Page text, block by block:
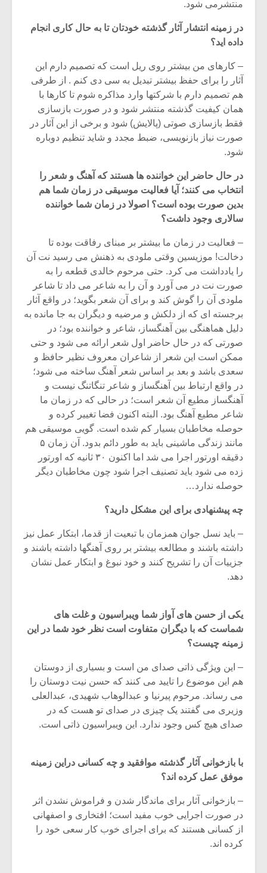
منتشرمی شود.
در زمینه انتشار آثار گذشته خودتان تا به حال کاری انجام
داده اید؟
– کارهای من بیشتر روی ریل است که تصمیم دارم این
آثار را برای حفظ بیشتر تبدیل به سی دی کنم . از طرفی
هم تصمیم دارم با شرکتها وارد مذاکره شوم تا کارها با
همان کیفیت گذشته منتشر شود و در صورت بازسازی
فقط بازسازی صوتی (پالایش) شود و برخی از این آثار در
صورت نیاز بازنویسی، ضبط مجدد و شاید تنظیم دوباره
شود.
در حال حاضر این خواننده ها هستند که آهنگ و شعر را
انتخاب می کنند؛ آیا فعالیت موسیقی در زمان شما هم
بدین صورت بوده است؟ اصولا در زمان شما خواننده
سالاری وجود داشت؟
– فعالیت در زمان ما بیشتر بر مبنای رفاقت بوده تا
دخالت! موزیسین وقتی ملودی به ذهنش می رسید نت آن
را یادداشت می کرد. حتی مرحوم خالدی قطعه را به
صورت نت در می آورد و آن را به شاعر می داد تا شاعر
ملودی آن را گوش کند و برای آن شعر بگوید؛ در واقع آثار
برجسته ای که از دلکش و مرضیه و دیگران به جا مانده به
دلیل هماهنگی بین آهنگساز، شاعر و خواننده بود؛ در
صورتی که در حال حاضر اول شعر ارائه می شود و حتی
ممکن است این شعر از شاعران معروف نظیر حافظ و
سعدی باشد و بعد بر اساس شعر آهنگ ساخته می شود؛
در واقع ارتباط بین آهنگساز و شاعر تنگاتنگ نیست و
آهنگساز مطیع آن شعر است؛ در حالی که در زمان ما
شاعر مطیع آهنگ بود. البته اکنون فضا تغییر کرده و
حوصله مخاطبان بسیار کم شده است. گویی موسیقی هم
مانند زندگی ماشینی باید به طور دائم بدود. آن زمان ۵
دقیقه اورتور اجرا می شد اما اکنون ۳۰ ثانیه که اورتور
زده می شود باید تصنیف اجرا شود چون مخاطبان دیگر
حوصله ندارد…
چه پیشنهادی برای این مشکل دارید؟
– باید نسل جوان همزمان با تبعیت از قدما، ابتکار عمل نیز
داشته باشند و مطالعه بیشتر بر روی آهنگها داشته باشند و
جزییات آن را تشریح کنند و خود نبوغ و ابتکار عمل نشان
دهد.
یکی از حسن های آواز شما ویبراسیون و غلت های
شماست که با دیگران متفاوت است نظر خود شما در این
زمینه چیست؟
– این ویژگی ذاتی صدای من است و بسیاری از دوستان
هم این موضوع را تایید می کنند که حسن نیت دوستان را
می رساند. مرحوم پیرنیا و عبدالوهاب شهیدی، عبدالعلی
وزیری می گفتند یک چیزی در صدای تو هست که در
صدای هیچ کس وجود ندارد. این ویبراسیون ذاتی است.
با بازخوانی آثار گذشته موافقید و چه کسانی دراین زمینه
موفق عمل کرده اند؟
– بازخوانی آثار برای ماندگار شدن و فراموش نشدن اثر
در صورت اجرایی خوب مفید است؛ افتخاری و اصفهانی
از کسانی هستند که برای اجرای خوب کار سعی خود را
کرده اند.